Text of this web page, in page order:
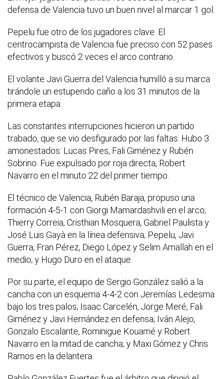
defensa de Valencia tuvo un buen nivel al marcar 1 gol.
Pepelu fue otro de los jugadores clave. El
centrocampista de Valencia fue preciso con 52 pases
efectivos y buscó 2 veces el arco contrario.
El volante Javi Guerra del Valencia humilló a su marca
tirándole un estupendo caño a los 31 minutos de la
primera etapa.
Las constantes interrupciones hicieron un partido
trabado, que se vio desfigurado por las faltas. Hubo 3
amonestados: Lucas Pires, Fali Giménez y Rubén
Sobrino. Fue expulsado por roja directa, Robert
Navarro en el minuto 22 del primer tiempo.
El técnico de Valencia, Rubén Baraja, propuso una
formación 4-5-1 con Giorgi Mamardashvili en el arco;
Thierry Correia, Cristhian Mosquera, Gabriel Paulista y
José Luis Gayà en la línea defensiva; Pepelu, Javi
Guerra, Fran Pérez, Diego López y Selim Amallah en el
medio; y Hugo Duro en el ataque.
Por su parte, el equipo de Sergio González salió a la
cancha con un esquema 4-4-2 con Jeremías Ledesma
bajo los tres palos; Isaac Carcelén, Jorge Meré, Fali
Giménez y Javi Hernández en defensa; Iván Alejo,
Gonzalo Escalante, Rominigue Kouamé y Robert
Navarro en la mitad de cancha; y Maxi Gómez y Chris
Ramos en la delantera.